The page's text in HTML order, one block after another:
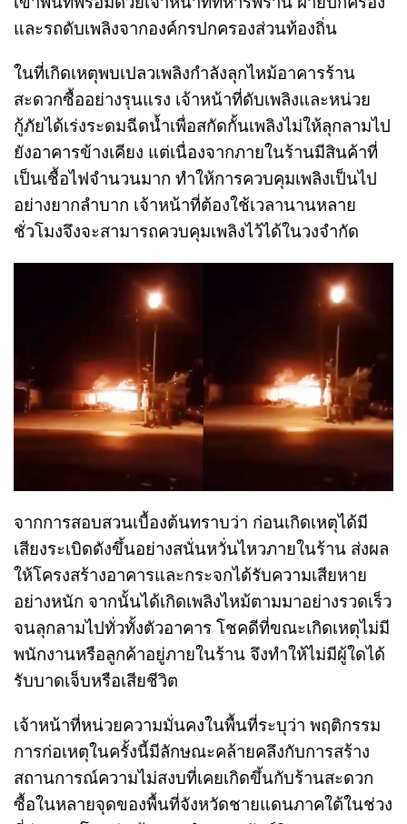
และรถดับเพลิงจากองค์กรปกครองส่วนท้องถิ่น
ในที่เกิดเหตุพบเปลวเพลิงกำลังลุกไหม้อาคารร้าน
สะดวกซื้ออย่างรุนแรง เจ้าหน้าที่ดับเพลิงและหน่วย
กู้ภัยได้เร่งระดมฉีดน้ำเพื่อสกัดกั้นเพลิงไม่ให้ลุกลามไป
ยังอาคารข้างเคียง แต่เนื่องจากภายในร้านมีสินค้าที่
เป็นเชื้อไฟจำนวนมาก ทำให้การควบคุมเพลิงเป็นไป
อย่างยากลำบาก เจ้าหน้าที่ต้องใช้เวลานานหลาย
ชั่วโมงจึงจะสามารถควบคุมเพลิงไว้ได้ในวงจำกัด
จากการสอบสวนเบื้องต้นทราบว่า ก่อนเกิดเหตุได้มี
เสียงระเบิดดังขึ้นอย่างสนั่นหวั่นไหวภายในร้าน ส่งผล
ให้โครงสร้างอาคารและกระจกได้รับความเสียหาย
อย่างหนัก จากนั้นได้เกิดเพลิงไหม้ตามมาอย่างรวดเร็ว
จนลุกลามไปทั่วทั้งตัวอาคาร โชคดีที่ขณะเกิดเหตุไม่มี
พนักงานหรือลูกค้าอยู่ภายในร้าน จึงทำให้ไม่มีผู้ใดได้
รับบาดเจ็บหรือเสียชีวิต
เจ้าหน้าที่หน่วยความมั่นคงในพื้นที่ระบุว่า พฤติกรรม
การก่อเหตุในครั้งนี้มีลักษณะคล้ายคลึงกับการสร้าง
สถานการณ์ความไม่สงบที่เคยเกิดขึ้นกับร้านสะดวก
ซื้อในหลายจุดของพื้นที่จังหวัดชายแดนภาคใต้ในช่วง